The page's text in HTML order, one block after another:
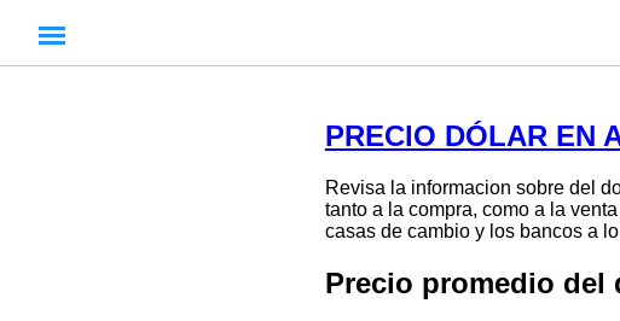
PRECIO DÓLAR EN
Revisa la informacion sobre del
tanto a la compra, como a la
casas de cambio y los bancos a
Precio promedio del